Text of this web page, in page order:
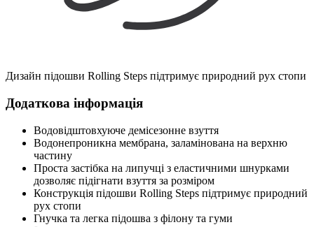
Дизайн підошви Rolling Steps підтримує природний рух стопи
Додаткова інформація
Водовідштовхуюче демісезонне взуття
Водонепроникна мембрана, заламінована на верхню
частину
Проста застібка на липучці з еластичними шнурками
дозволяє підігнати взуття за розміром
Конструкція підошви Rolling Steps підтримує природний
рух стопи
Гнучка та легка підошва з філону та гуми